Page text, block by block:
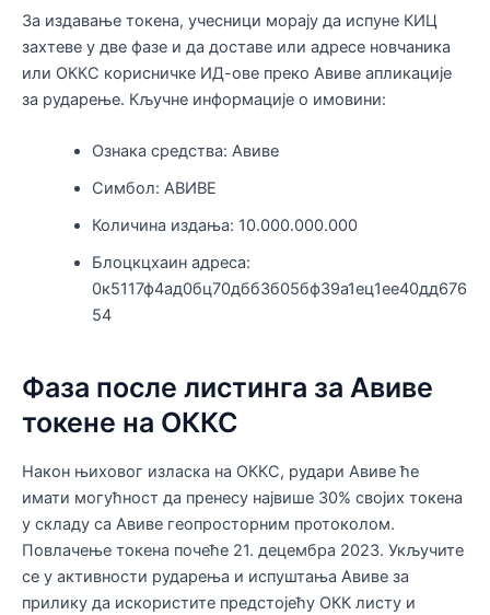
За издавање токена, учесници морају да испуне КИЦ
захтеве у две фазе и да доставе или адресе новчаника
или ОККС корисничке ИД-ове преко Авиве апликације
за рударење. Кључне информације о имовини:
Ознака средства: Авиве
Симбол: АВИВЕ
Количина издања: 10.000.000.000
Блоцкцхаин адреса:
0к5117ф4ад0бц70дбб3б05бф39а1ец1ее40дд676
54
Фаза после листинга за Авиве
токене на ОККС
Након њиховог изласка на ОККС, рудари Авиве ће
имати могућност да пренесу највише 30% својих токена
у складу са Авиве геопросторним протоколом.
Повлачење токена почеће 21. децембра 2023. Укључите
се у активности рударења и испуштања Авиве за
прилику да искористите предстојећу ОКК листу и